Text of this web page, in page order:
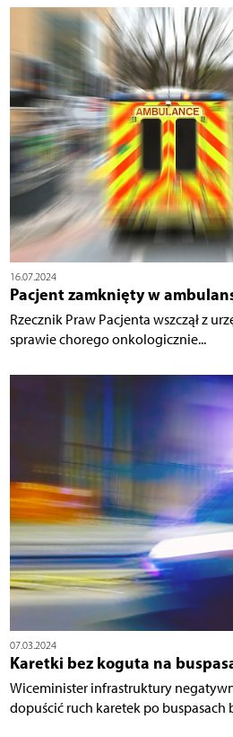
16.07.2024
Pacjent zamknięty w
Rzecznik Praw Pacjenta wszczął z
sprawie chorego onkologicznie...
07.03.2024
Karetki bez koguta na
Wiceminister infrastruktury
dopuścić ruch karetek po buspasach